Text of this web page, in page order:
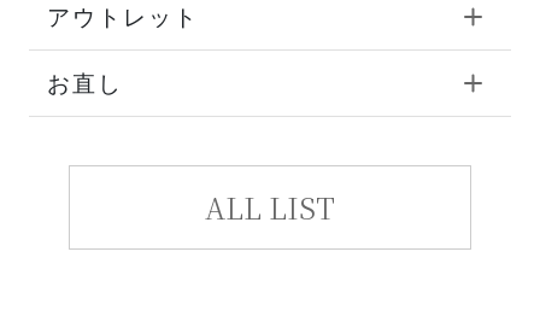
アウトレット
お直し
ALL LIST